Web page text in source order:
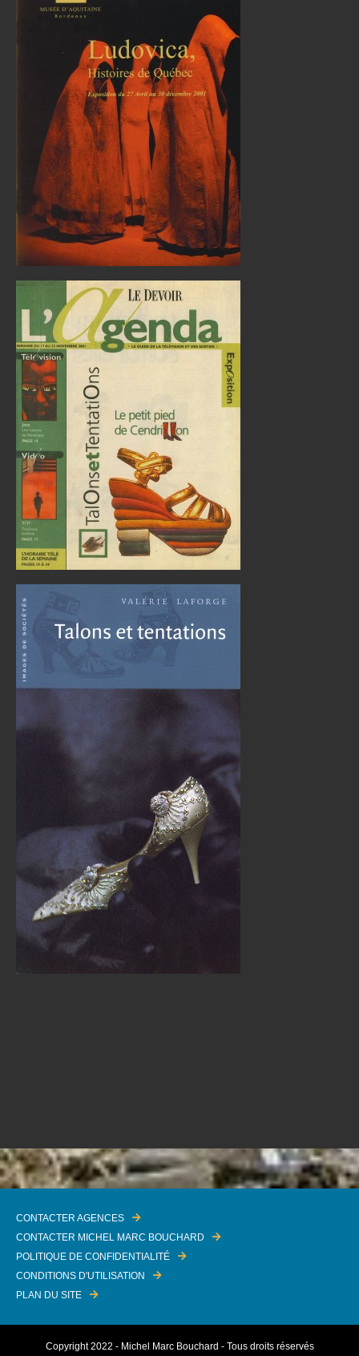
CONTACTER AGENCES
CONTACTER MICHEL MARC BOUCHARD
POLITIQUE DE CONFIDENTIALITÉ
CONDITIONS D'UTILISATION
PLAN DU SITE
Copyright 2022 - Michel Marc Bouchard - Tous droits réservés